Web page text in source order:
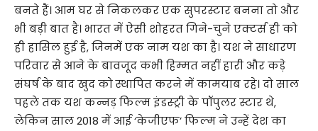
बनते हैं। आम घर से निकलकर एक सुपरस्टार बनना तो और
भी बड़ी बात है। भारत में ऐसी शोहरत गिने-चुने एक्टर्स ही को
ही हासिल हुई है, जिनमें एक नाम यश का है। यश ने साधारण
परिवार से आने के बावजूद कभी हिम्मत नहीं हारी और कड़े
संघर्ष के बाद खुद को स्थापित करने में कामयाब रहे। दो साल
पहले तक यश कन्नड़ फिल्म इंडस्ट्री के पॉपुलर स्टार थे,
लेकिन साल 2018 में आई ‘केजीएफ’ फिल्म ने उन्हें देश का